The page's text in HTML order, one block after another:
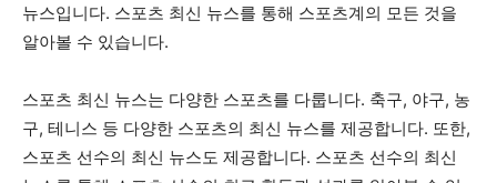
뉴스입니다. 스포츠 최신 뉴스를 통해 스포츠계의 모든 것을
알아볼 수 있습니다.
스포츠 최신 뉴스는 다양한 스포츠를 다룹니다. 축구, 야구, 농
구, 테니스 등 다양한 스포츠의 최신 뉴스를 제공합니다. 또한,
스포츠 선수의 최신 뉴스도 제공합니다. 스포츠 선수의 최신